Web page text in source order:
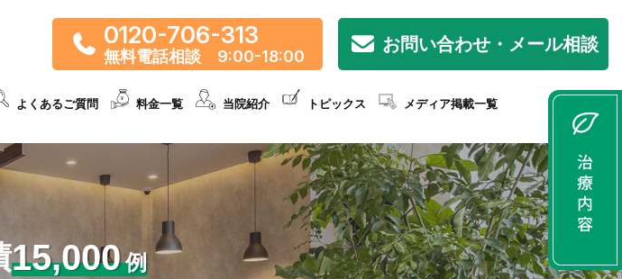
0120-706-313
無料電話相談 9:00-18:00
お問い合わせ・メール相談
よくあるご質問 料金一覧 当院紹介 トピックス メディア掲載一覧
15,000例